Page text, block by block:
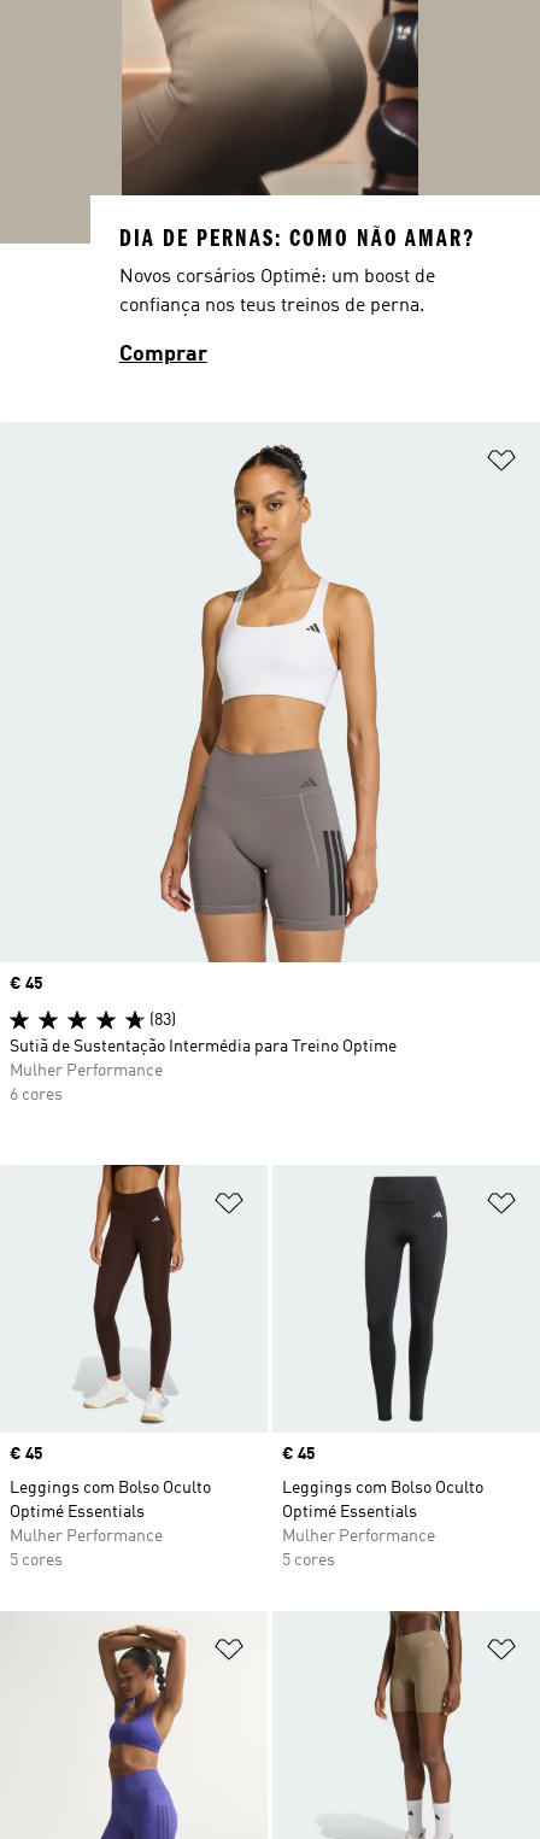
Adicionar à Lista de Desejos
Price
€ 45
Leggings com Bolso Oculto
Optimé Essentials
Mulher Performance
5 cores
Price
€ 45
Leggings com Bolso Oculto
Optimé Essentials
Mulher Performance
5 cores
Adicionar à Lista de Desejos
Price
€ 45
(83)
Sutiã de Sustentação Intermédia para Treino Optime
Mulher Performance
6 cores
DIA DE PERNAS: COMO NÃO AMAR?
Novos corsários Optimé: um boost de
confiança nos teus treinos de perna.
Comprar